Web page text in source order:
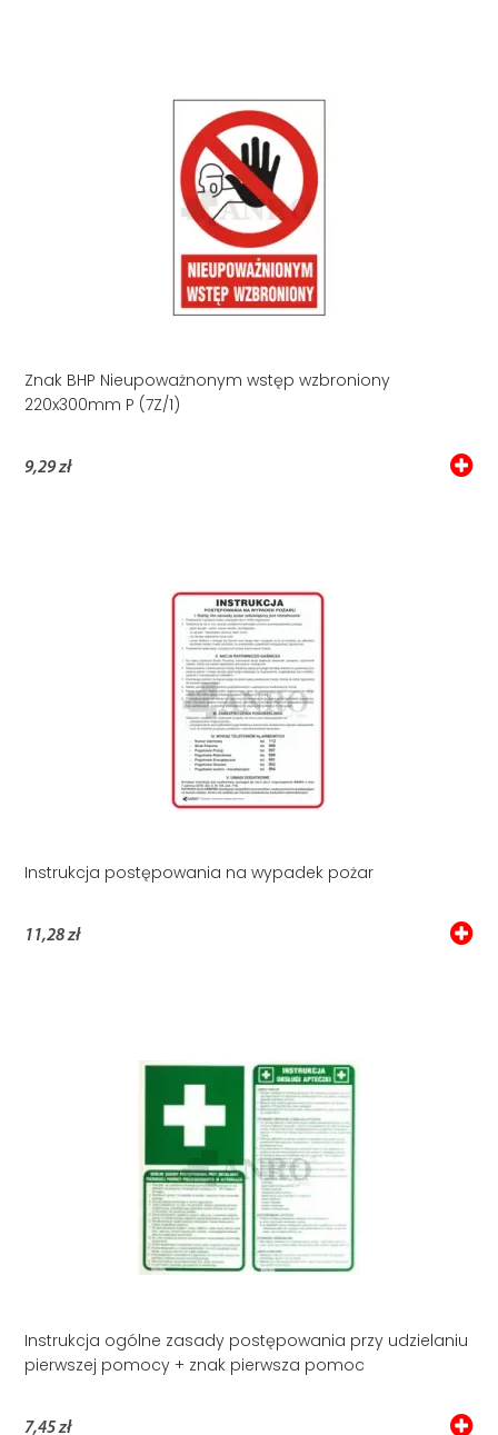
Znak BHP Nieupoważnonym wstęp wzbroniony
220x300mm P (7Z/1)
9,29 zł
Instrukcja postępowania na wypadek pożar
11,28 zł
Instrukcja ogólne zasady postępowania przy udzielaniu
pierwszej pomocy + znak pierwsza pomoc
7,45 zł